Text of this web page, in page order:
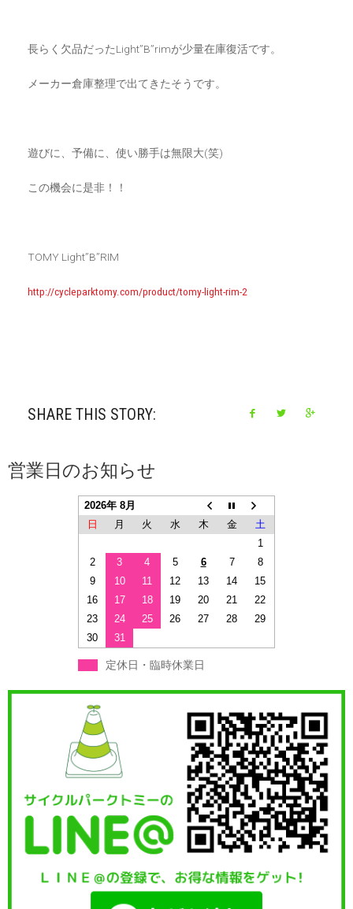
長らく欠品だったLight”B”rimが少量在庫復活です。
メーカー倉庫整理で出てきたそうです。
遊びに、予備に、使い勝手は無限大(笑)
この機会に是非！！
TOMY Light”B”RIM
http://cycleparktomy.com/product/tomy-light-rim-2
SHARE THIS STORY:
営業日のお知らせ
2026年 8月
日
月 火 水 木 金
土
1
2
3 4 5 6 7
8
9
10 11 12 13 14
15
16
17 18 19 20 21
22
23
24 25 26 27 28
29
30
31
定休日・臨時休業日